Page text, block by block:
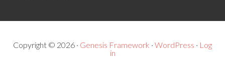
Copyright © 2026 · Genesis Framework · WordPress · Log
in